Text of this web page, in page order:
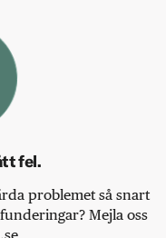
fel.
problemet så snart
Mejla oss